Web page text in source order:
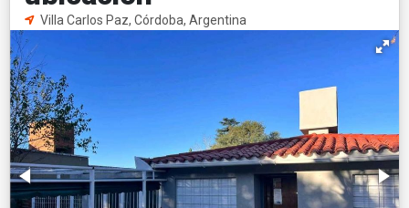
Villa Carlos Paz, Córdoba, Argentina